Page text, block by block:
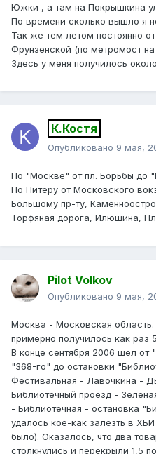
Южки , а там на Покрышкина
По времени сколько вышло я
Так же тем летом постоянно
Фрунзенской (по метромост
Здесь у меня получилось
К.Костя
Опубликовано 9 мая,
По "Москве" от пл. Борьбы до
По Питеру от Московского
Большому пр-ту,
Торфяная дорога, Илюшина,
Pilot Volkov
Опубликовано 9 мая,
Москва - Московская
примерно получилось как раз
В конце сентября 2006 шел от
"368-го" до остановки
Фестивальная - Лавочкина -
Библиотечный проезд -
- Библиотечная - остановка
удалось кое-как залезть в
было). Оказалось, что два
столкнулись и перекрыли 1,5